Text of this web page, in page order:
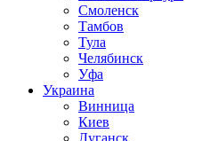
Смоленск
Тамбов
Тула
Челябинск
Уфа
Украина
Винница
Киев
Луганск